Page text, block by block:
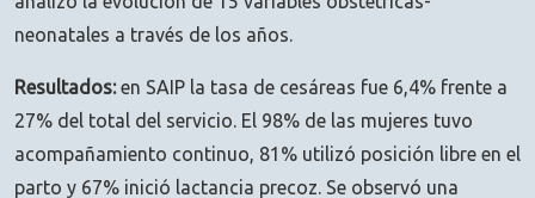
neonatales a través de los años.
Resultados:en SAIP la tasa de cesáreas fue 6,4% frente a
27% del total del servicio. El 98% de las mujeres tuvo
acompañamiento continuo, 81% utilizó posición libre en el
parto y 67% inició lactancia precoz. Se observó una